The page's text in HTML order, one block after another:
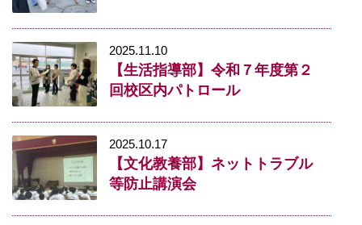
2025.11.10
【生活指導部】令和７年度第２
回校区内パトロール
2025.10.17
【文化教養部】ネットトラブル
等防止講演会